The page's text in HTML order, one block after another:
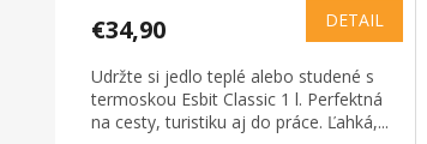
€34,90 DETAIL
Udržte si jedlo teplé alebo studené s
termoskou Esbit Classic 1 l. Perfektná
na cesty, turistiku aj do práce. Ľahká,...